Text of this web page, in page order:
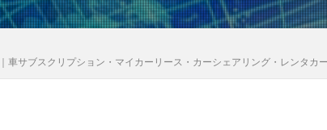
サブスクリプション・マイカーリース・カーシェアリング・レンタカ